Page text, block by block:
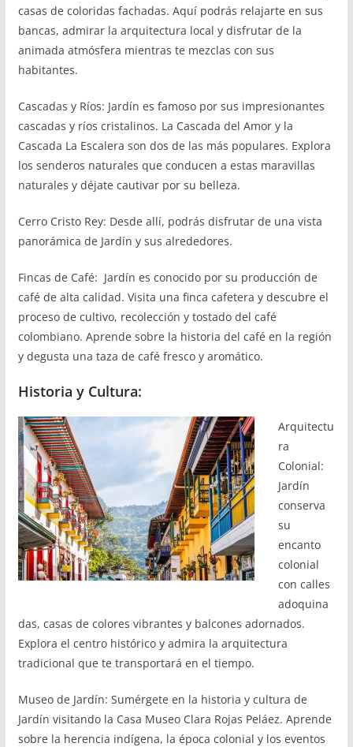
casas de coloridas fachadas. Aquí podrás relajarte en sus
bancas, admirar la arquitectura local y disfrutar de la
animada atmósfera mientras te mezclas con sus
habitantes.
Cascadas y Ríos: Jardín es famoso por sus impresionantes
cascadas y ríos cristalinos. La Cascada del Amor y la
Cascada La Escalera son dos de las más populares. Explora
los senderos naturales que conducen a estas maravillas
naturales y déjate cautivar por su belleza.
Cerro Cristo Rey: Desde allí, podrás disfrutar de una vista
panorámica de Jardín y sus alrededores.
Fincas de Café: Jardín es conocido por su producción de
café de alta calidad. Visita una finca cafetera y descubre el
proceso de cultivo, recolección y tostado del café
colombiano. Aprende sobre la historia del café en la región
y degusta una taza de café fresco y aromático.
Historia y Cultura:
Arquitectu
ra
Colonial:
Jardín
conserva
su
encanto
colonial
con calles
adoquina
das, casas de colores vibrantes y balcones adornados.
Explora el centro histórico y admira la arquitectura
tradicional que te transportará en el tiempo.
Museo de Jardín: Sumérgete en la historia y cultura de
Jardín visitando la Casa Museo Clara Rojas Peláez. Aprende
sobre la herencia indígena, la época colonial y los eventos